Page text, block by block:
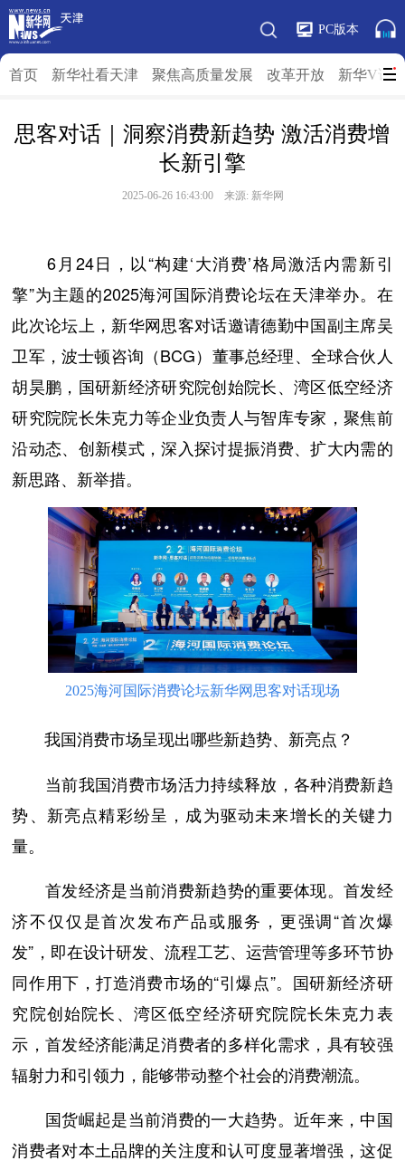
PC版本
首页 新华社看天津 聚焦高质量发展 改革开放 新华V访
思客对话｜洞察消费新趋势 激活消费增
长新引擎
2025-06-26 16:43:00 来源: 新华网
6月24日，以“构建‘大消费’格局激活内需新引
擎”为主题的2025海河国际消费论坛在天津举办。在
此次论坛上，新华网思客对话邀请德勤中国副主席吴
卫军，波士顿咨询（BCG）董事总经理、全球合伙人
胡昊鹏，国研新经济研究院创始院长、湾区低空经济
研究院院长朱克力等企业负责人与智库专家，聚焦前
沿动态、创新模式，深入探讨提振消费、扩大内需的
新思路、新举措。
2025海河国际消费论坛新华网思客对话现场
我国消费市场呈现出哪些新趋势、新亮点？
当前我国消费市场活力持续释放，各种消费新趋
势、新亮点精彩纷呈，成为驱动未来增长的关键力
量。
首发经济是当前消费新趋势的重要体现。首发经
济不仅仅是首次发布产品或服务，更强调“首次爆
发”，即在设计研发、流程工艺、运营管理等多环节协
同作用下，打造消费市场的“引爆点”。国研新经济研
究院创始院长、湾区低空经济研究院院长朱克力表
示，首发经济能满足消费者的多样化需求，具有较强
辐射力和引领力，能够带动整个社会的消费潮流。
国货崛起是当前消费的一大趋势。近年来，中国
消费者对本土品牌的关注度和认可度显著增强，这促